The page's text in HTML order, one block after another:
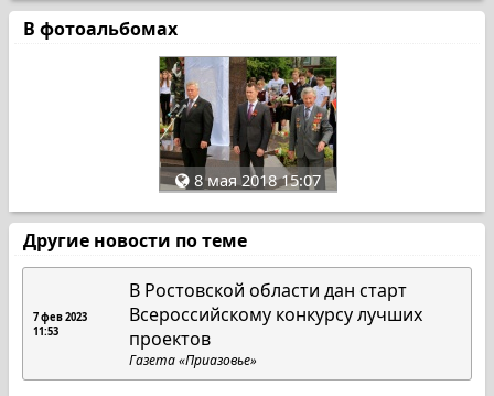
В фотоальбомах
8 мая 2018 15:07
Другие новости по теме
7 фев 2023
11:53
В Ростовской области дан старт
Всероссийскому конкурсу лучших
проектов
Газета «Приазовье»